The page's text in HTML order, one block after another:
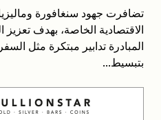
تضافرت جهود سنغافورة
الاقتصادية الخاصة، بهدف تعزيز
المبادرة تدابير مبتكرة مثل
بتبسيط...